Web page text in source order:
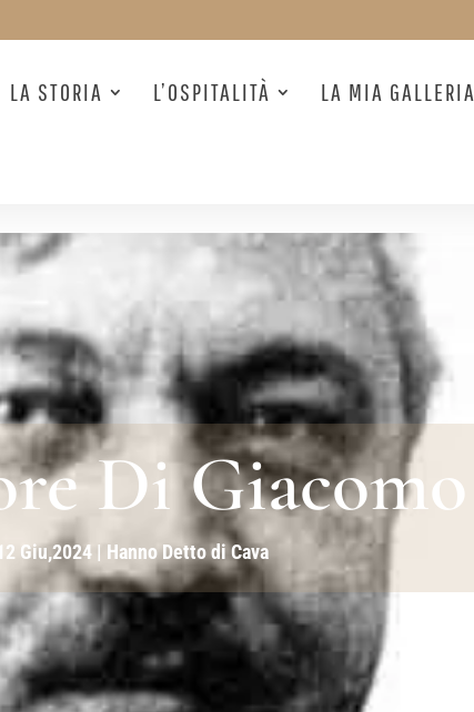
LA STORIA L’OSPITALITÀ LA MIA GALLERIA
Di Giacomo
Giu,2024 | Hanno Detto di Cava